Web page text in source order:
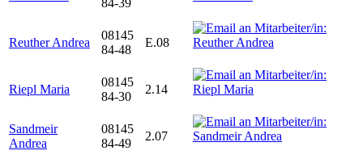
84-39
Reuther Andrea
08145
84-48
E.08
Riepl Maria
08145
84-30
2.14
Sandmeir
Andrea
08145
84-49
2.07